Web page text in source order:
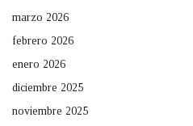
marzo 2026
febrero 2026
enero 2026
diciembre 2025
noviembre 2025